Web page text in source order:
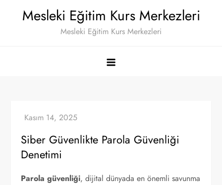
Mesleki Eğitim Kurs Merkezleri
Mesleki Eğitim Kurs Merkezleri
Siber Güvenlikte Parola Güvenliği
Denetimi
Parola güvenliği, dijital dünyada en önemli savunma